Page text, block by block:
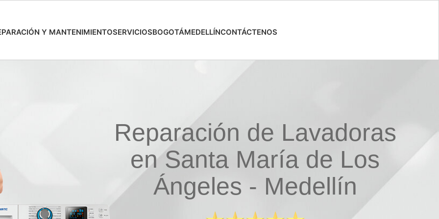
Y MANTENIMIENTOSERVICIOSBOGOTÁMEDELLÍNCONTÁCTENOS
Reparación de Lavadoras
en Santa María de Los
Ángeles - Medellín